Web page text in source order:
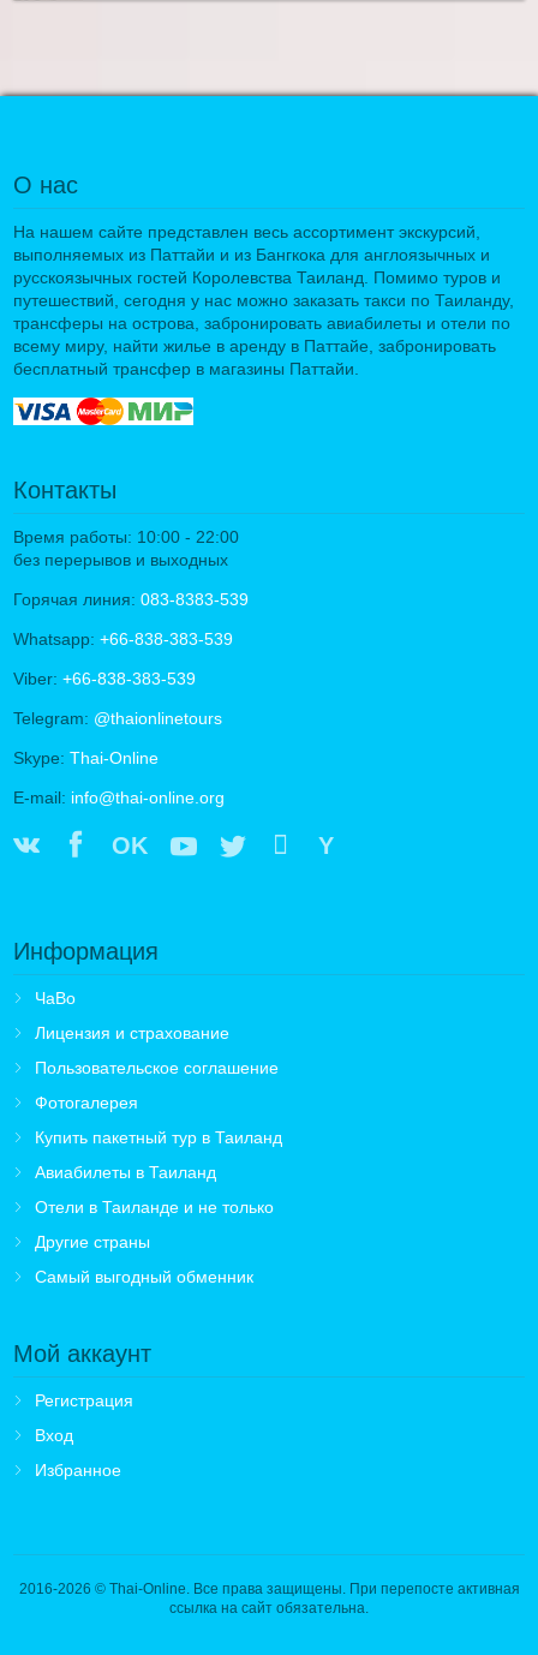
О нас
На нашем сайте представлен весь ассортимент экскурсий,
выполняемых из Паттайи и из Бангкока для англоязычных и
русскоязычных гостей Королевства Таиланд. Помимо туров и
путешествий, сегодня у нас можно заказать такси по Таиланду,
трансферы на острова, забронировать авиабилеты и отели по
всему миру, найти жилье в аренду в Паттайе, забронировать
бесплатный трансфер в магазины Паттайи.
Контакты
Время работы: 10:00 - 22:00
без перерывов и выходных
Горячая линия: 083-8383-539
Whatsapp: +66-838-383-539
Viber: +66-838-383-539
Telegram: @thaionlinetours
Skype: Thai-Online
E-mail: info@thai-online.org
OK Y
Информация
ЧаВо
Лицензия и страхование
Пользовательское соглашение
Фотогалерея
Купить пакетный тур в Таиланд
Авиабилеты в Таиланд
Отели в Таиланде и не только
Другие страны
Самый выгодный обменник
Мой аккаунт
Регистрация
Вход
Избранное
2016-2026 © Thai-Online. Все права защищены. При перепосте активная
ссылка на сайт обязательна.